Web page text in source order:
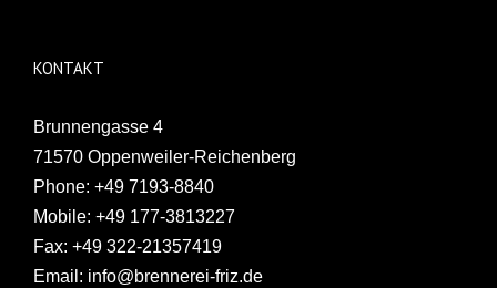
KONTAKT
Brunnengasse 4
71570 Oppenweiler-Reichenberg
Phone: +49 7193-8840
Mobile: +49 177-3813227
Fax: +49 322-21357419
Email: info@brennerei-friz.de